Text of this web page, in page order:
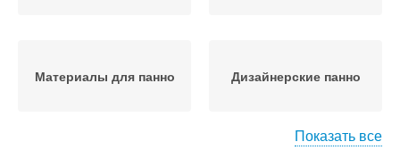
Материалы для панно Дизайнерские панно
Показать все